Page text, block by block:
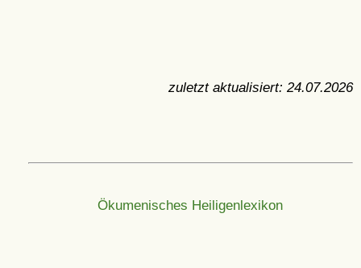
zuletzt aktualisiert: 24.07.2026
Ökumenisches Heiligenlexikon